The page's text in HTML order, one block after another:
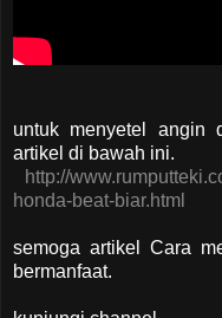
untuk menyetel angin
artikel di bawah ini.
http://
honda-beat-biar.html
semoga artikel Cara
bermanfaat.